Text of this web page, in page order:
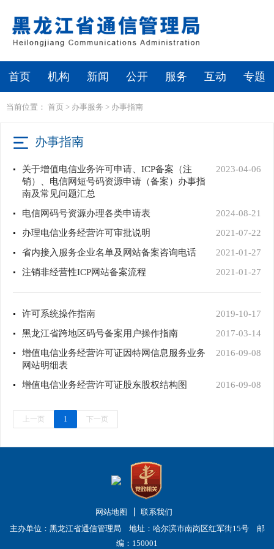
首页 机构 新闻 公开 服务 互动 专题
当前位置： 首页 > 办事服务 > 办事指南
办事指南
2023-04-06
关于增值电信业务许可申请、ICP备案（注
销）、电信网短号码资源申请（备案）办事指
南及常见问题汇总
2024-08-21
电信网码号资源办理各类申请表
2021-07-22
办理电信业务经营许可审批说明
2021-01-27
省内接入服务企业名单及网站备案咨询电话
2021-01-27
注销非经营性ICP网站备案流程
2019-10-17
许可系统操作指南
2017-03-14
黑龙江省跨地区码号备案用户操作指南
2016-09-08
增值电信业务经营许可证因特网信息服务业务
网站明细表
2016-09-08
增值电信业务经营许可证股东股权结构图
上一页 1 下一页
网站地图
联系我们
主办单位：黑龙江省通信管理局 地址：哈尔滨市南岗区红军街15号 邮
编：150001